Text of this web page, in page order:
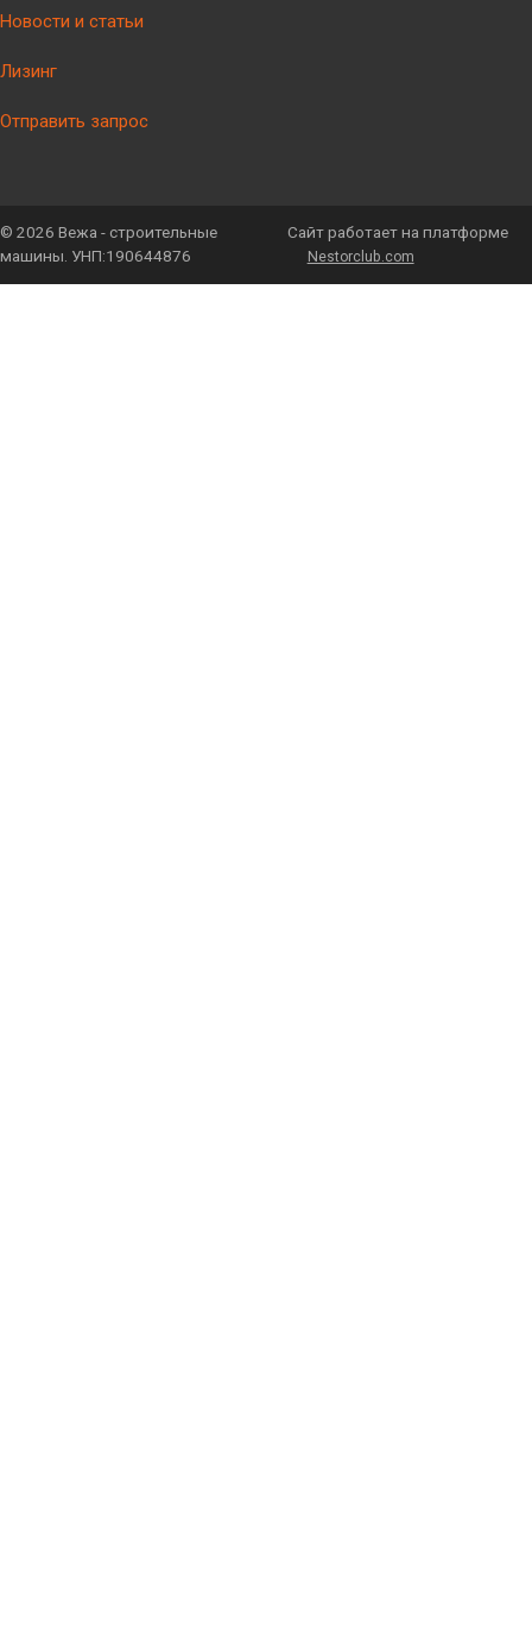
Новости и статьи
Лизинг
Отправить запрос
© 2026 Вежа - строительные
машины. УНП:190644876
Сайт работает на платформе
Nestorclub.com